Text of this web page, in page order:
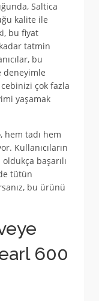
Saltica
kalite ile
bu fiyat
tatmin
bu
deneyimle
çok fazla
yaşamak
hem tadı hem
Kullanıcıların
başarılı
tütün
bu ürünü
600